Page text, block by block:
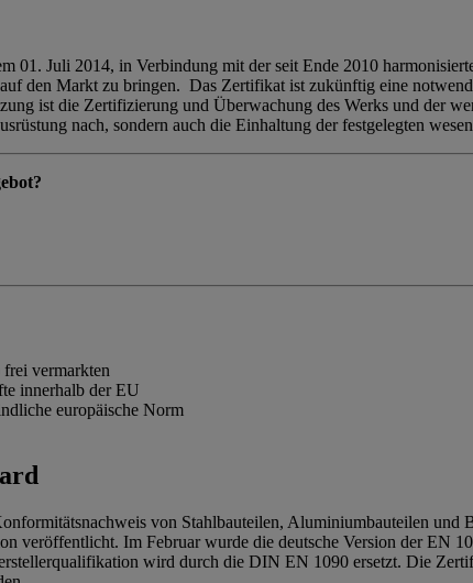
01. Juli 2014, in Verbindung mit der seit Ende 2010
den Markt zu bringen. Das Zertifikat ist zukünftig eine
ist die Zertifizierung und Überwachung des Werks und der
nach, sondern auch die Einhaltung der festgelegten
vermarkten
innerhalb der EU
europäische Norm
von Stahlbauteilen, Aluminiumbauteilen und
veröffentlicht. Im Februar wurde die deutsche Version der
wird durch die DIN EN 1090 ersetzt. Die